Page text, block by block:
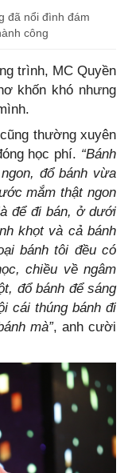
đã nổi đình đám
công
trình, MC Quyền
khốn khó nhưng
thường xuyên
học phí. “Bánh
đổ bánh vừa
mắm thật ngon
để đi bán, ở dưới
khọt và cả bánh
bánh tôi đều có
chiều về ngâm
đổ bánh để sáng
cái thúng bánh đi
mà”, anh cười